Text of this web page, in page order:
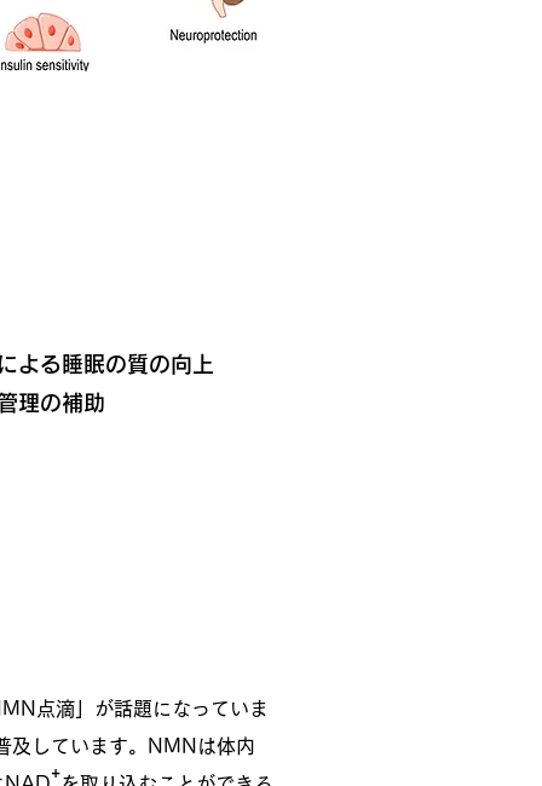
よる睡眠の質の向上
理の補助
点滴」が話題になっていま
及しています。NMNは体内
⁺